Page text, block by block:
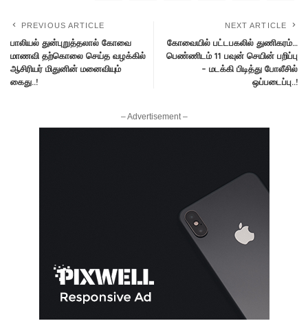
PREVIOUS ARTICLE
பாலியல் துன்புறுத்தலால் கோவை
மாணவி தற்கொலை செய்த வழக்கில்
ஆசிரியர் மிதுனின் மனைவியும்
கைது..!
NEXT ARTICLE
கோவையில் பட்டபகலில் துணிகரம்…
பெண்ணிடம் 11 பவுன் செயின் பறிப்பு
– மடக்கி பிடித்து போலீசில்
ஒப்படைப்பு..!
– Advertisement –